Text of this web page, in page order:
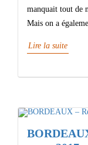
manquait tout de
Mais on a
Lire la suite